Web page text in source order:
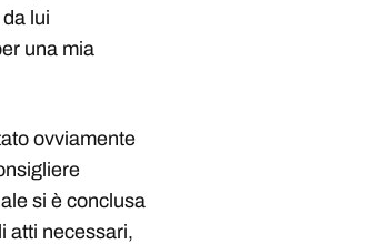
lui
una mia
ovviamente
si è conclusa
atti necessari,